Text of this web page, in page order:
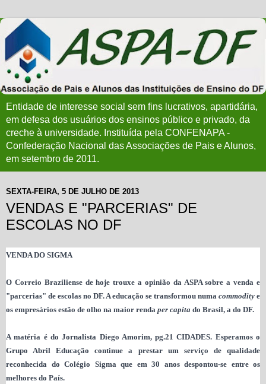
Entidade de interesse social sem fins lucrativos, apartidária,
em defesa dos usuários dos ensinos público e privado, da
creche à universidade. Instituída pela CONFENAPA -
Confederação Nacional das Associações de Pais e Alunos,
em setembro de 2011.
SEXTA-FEIRA, 5 DE JULHO DE 2013
VENDAS E "PARCERIAS" DE
ESCOLAS NO DF
VENDA DO SIGMA
O Correio Braziliense de hoje trouxe a opinião da ASPA sobre a venda e
"parcerias" de escolas no DF. A educação se transformou numa commodity e
os empresários estão de olho na maior renda per capita do Brasil, a do DF.
A matéria é do Jornalista Diego Amorim, pg.21 CIDADES. Esperamos o
Grupo Abril Educação continue a prestar um serviço de qualidade
reconhecida do Colégio Sigma que em 30 anos despontou-se entre os
melhores do País.